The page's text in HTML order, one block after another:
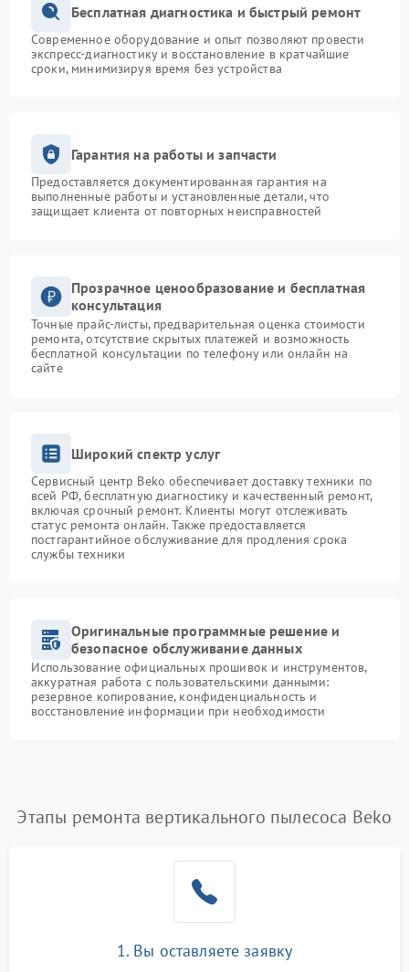
Бесплатная диагностика и быстрый ремонт
Современное оборудование и опыт позволяют провести
экспресс-диагностику и восстановление в кратчайшие
сроки, минимизируя время без устройства
Гарантия на работы и запчасти
Предоставляется документированная гарантия на
выполненные работы и установленные детали, что
защищает клиента от повторных неисправностей
Прозрачное ценообразование и бесплатная
консультация
Точные прайс-листы, предварительная оценка стоимости
ремонта, отсутствие скрытых платежей и возможность
бесплатной консультации по телефону или онлайн на
сайте
Широкий спектр услуг
Сервисный центр Beko обеспечивает доставку техники по
всей РФ, бесплатную диагностику и качественный ремонт,
включая срочный ремонт. Клиенты могут отслеживать
статус ремонта онлайн. Также предоставляется
постгарантийное обслуживание для продления срока
службы техники
Оригинальные программные решение и
безопасное обслуживание данных
Использование официальных прошивок и инструментов,
аккуратная работа с пользовательскими данными:
резервное копирование, конфиденциальность и
восстановление информации при необходимости
Этапы ремонта вертикального пылесоса Beko
1. Вы оставляете заявку